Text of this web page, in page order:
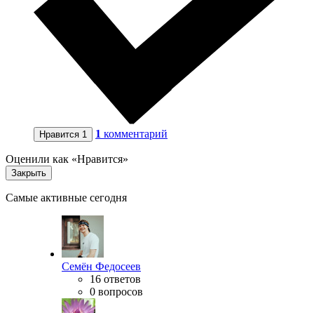
Нравится 1 1 комментарий
Оценили как «Нравится»
Закрыть
Самые активные сегодня
Семён Федосеев
16 ответов
0 вопросов